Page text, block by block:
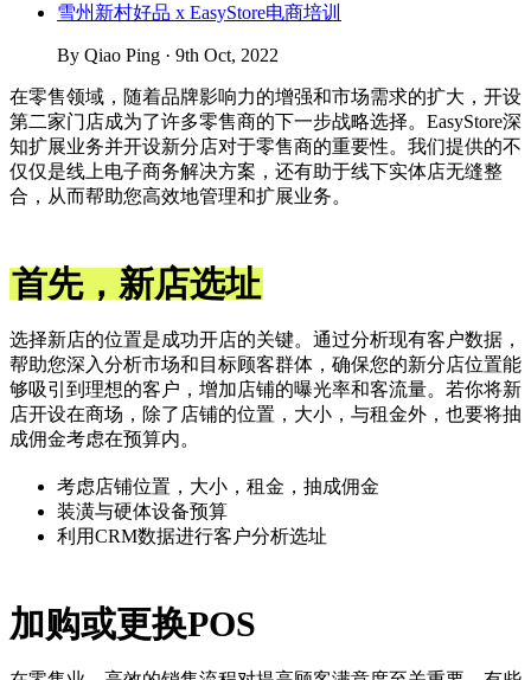
雪州新村好品 x EasyStore电商培训
By Qiao Ping · 9th Oct, 2022
在零售领域，随着品牌影响力的增强和市场需求的扩大，开设
第二家门店成为了许多零售商的下一步战略选择。EasyStore深
知扩展业务并开设新分店对于零售商的重要性。我们提供的不
仅仅是线上电子商务解决方案，还有助于线下实体店无缝整
合，从而帮助您高效地管理和扩展业务。
首先，新店选址
选择新店的位置是成功开店的关键。通过分析现有客户数据，
帮助您深入分析市场和目标顾客群体，确保您的新分店位置能
够吸引到理想的客户，增加店铺的曝光率和客流量。若你将新
店开设在商场，除了店铺的位置，大小，与租金外，也要将抽
成佣金考虑在预算内。
考虑店铺位置，大小，租金，抽成佣金
装潢与硬体设备预算
利用CRM数据进行客户分析选址
加购或更换POS